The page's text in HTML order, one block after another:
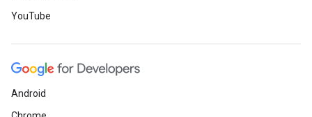
YouTube
Android